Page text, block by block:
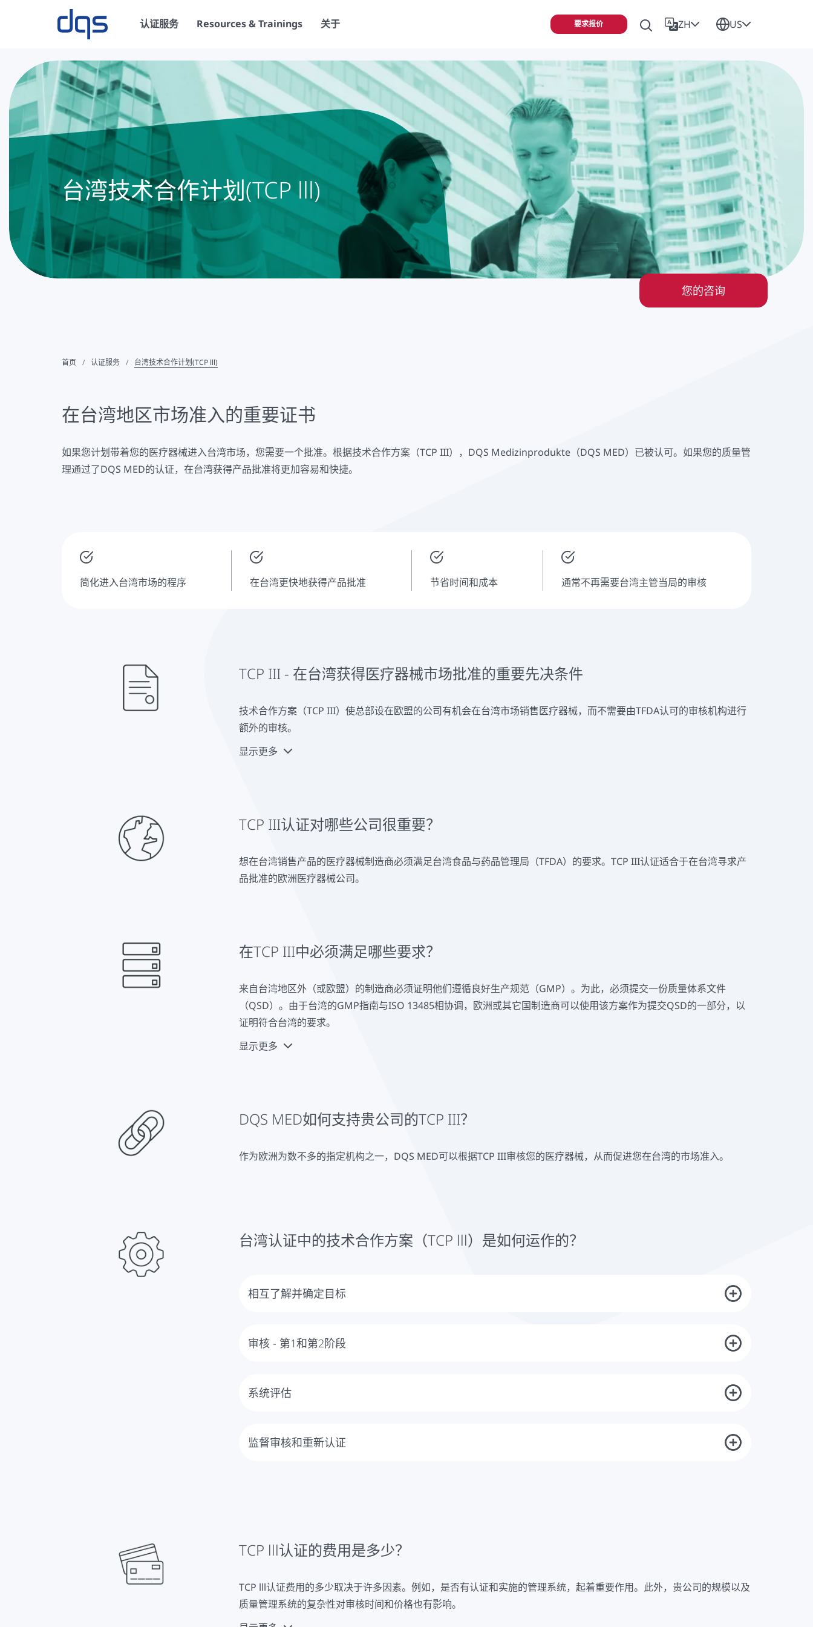
认证服务 Resources & Trainings 关于 要求报价 ZH US
台湾技术合作计划(TCP lll)
您的咨询
首页 认证服务 台湾技术合作计划(TCP lll)
在台湾地区市场准入的重要证书
如果您计划带着您的医疗器械进入台湾市场，您需要一个批准。根据技术合作方案（TCP III），DQS Medizinprodukte（DQS MED）已被认可。如果您的质量管
理通过了DQS MED的认证，在台湾获得产品批准将更加容易和快捷。
简化进入台湾市场的程序 在台湾更快地获得产品批准 节省时间和成本 通常不再需要台湾主管当局的审核
TCP III - 在台湾获得医疗器械市场批准的重要先决条件
技术合作方案（TCP III）使总部设在欧盟的公司有机会在台湾市场销售医疗器械，而不需要由TFDA认可的审核机构进行
额外的审核。
DQS MED是欧洲少数能够提供TCP III认证的公告机构之一，从而促进欧盟医疗器械制造商进入台湾市场。根据
显示更多
TCP III认证对哪些公司很重要？
想在台湾销售产品的医疗器械制造商必须满足台湾食品与药品管理局（TFDA）的要求。TCP III认证适合于在台湾寻求产
品批准的欧洲医疗器械公司。
在TCP III中必须满足哪些要求？
来自台湾地区外（或欧盟）的制造商必须证明他们遵循良好生产规范（GMP）。为此，必须提交一份质量体系文件
（QSD）。由于台湾的GMP指南与ISO 13485相协调，欧洲或其它国制造商可以使用该方案作为提交QSD的一部分，以
证明符合台湾的要求。
台湾的监管部门根据1类、2类、3类风险对医疗设备进行分类。这是以美国FDA制定的方案为基础的分类。因此，第2类
显示更多
DQS MED如何支持贵公司的TCP III？
作为欧洲为数不多的指定机构之一，DQS MED可以根据TCP III审核您的医疗器械，从而促进您在台湾的市场准入。
台湾认证中的技术合作方案（TCP lll）是如何运作的？
相互了解并确定目标
审核 - 第1和第2阶段
划。
系统评估
监督审核和重新认证
TCP lll认证的费用是多少？
TCP lll认证费用的多少取决于许多因素。例如，是否有认证和实施的管理系统，起着重要作用。此外，贵公司的规模以及
质量管理系统的复杂性对审核时间和价格也有影响。